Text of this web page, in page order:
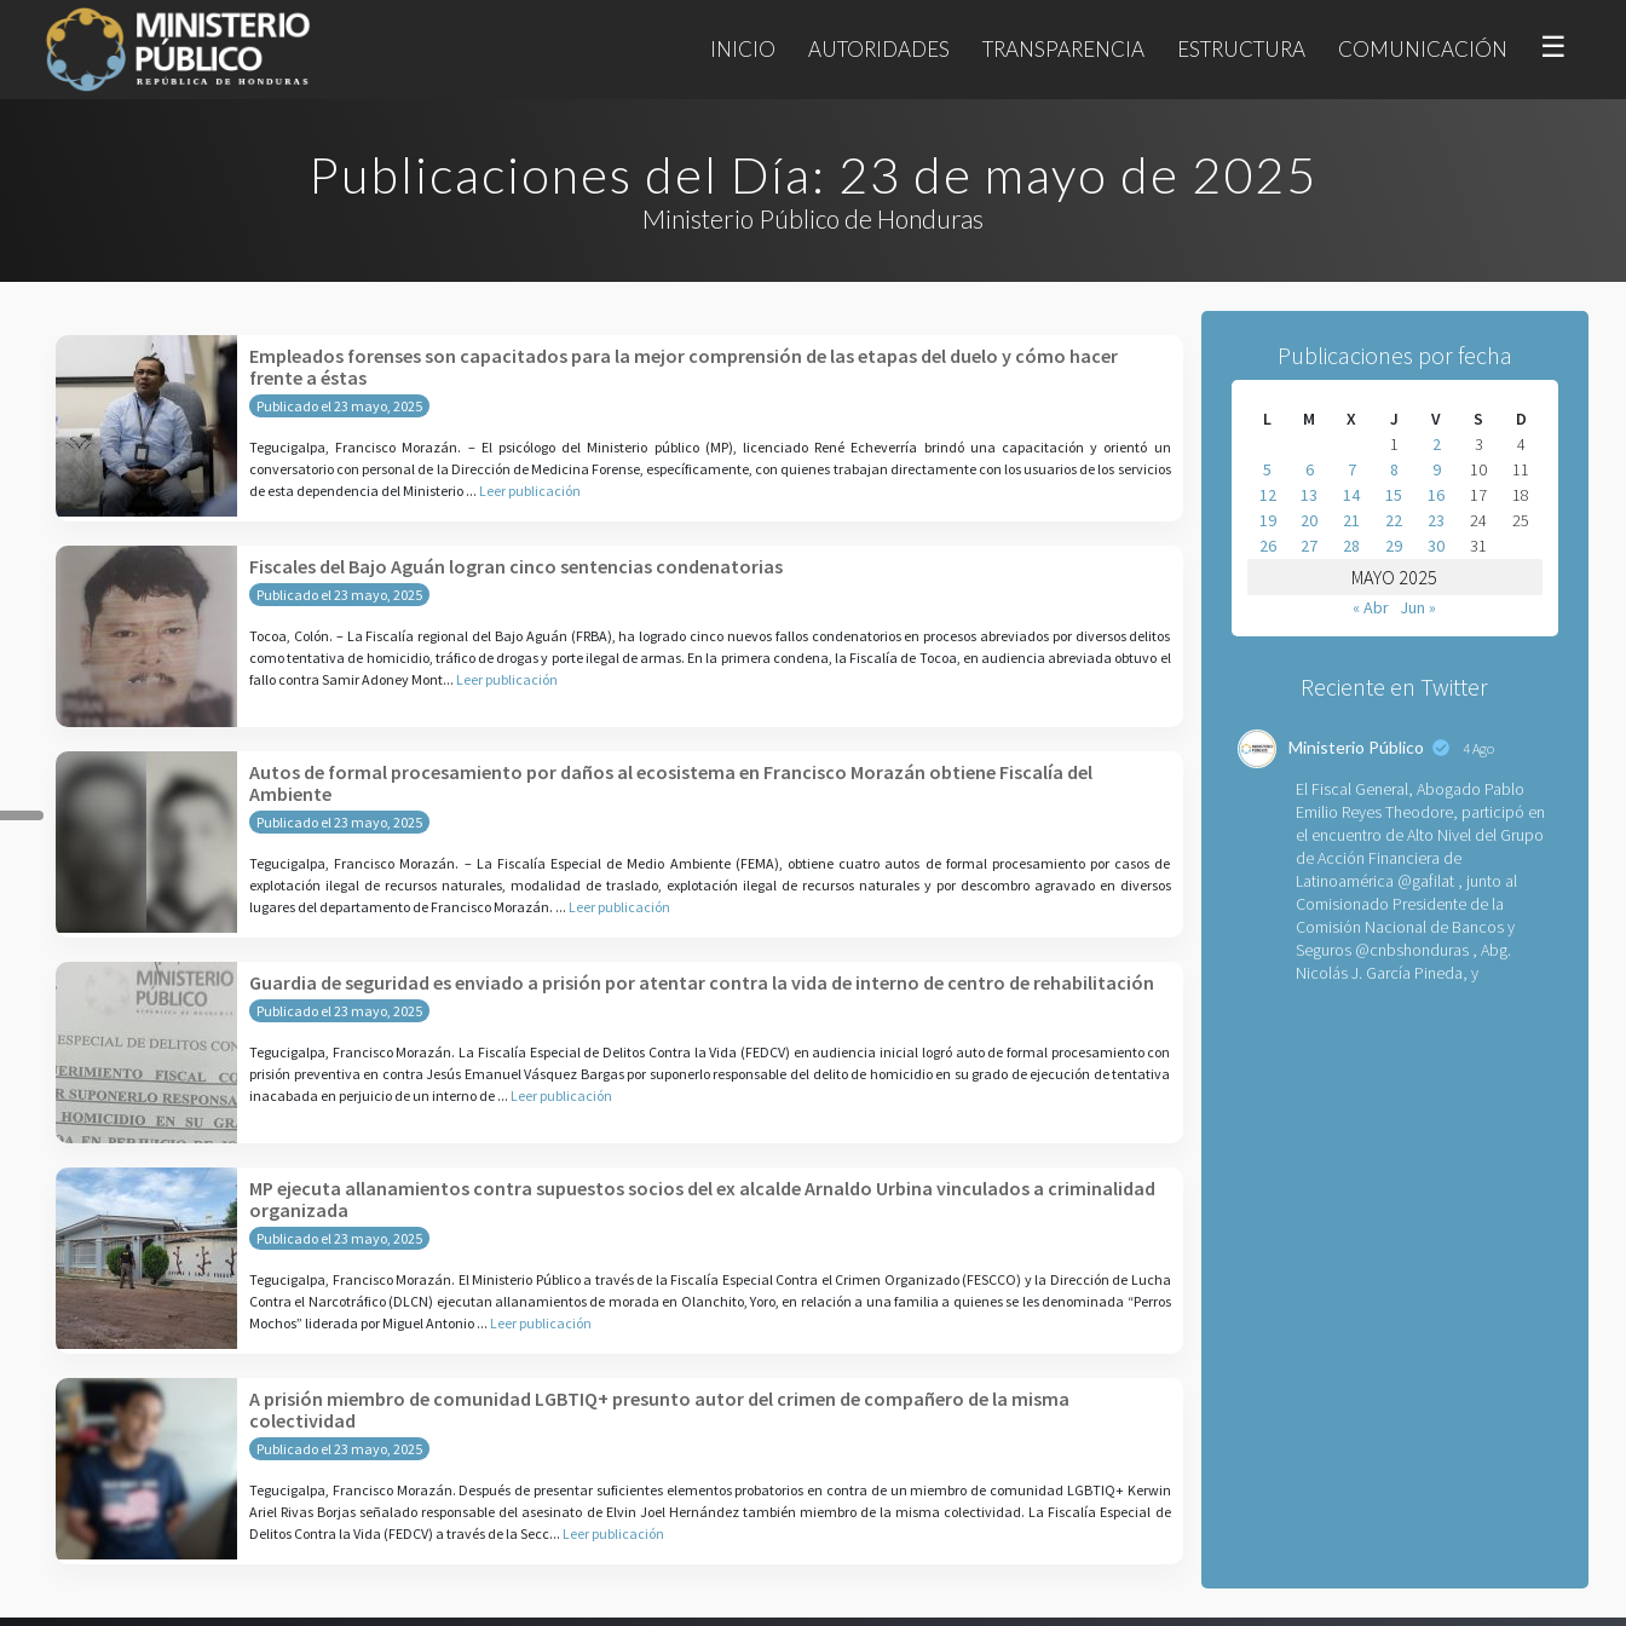
INICIO AUTORIDADES TRANSPARENCIA ESTRUCTURA COMUNICACIÓN ☰
Publicaciones del Día: 23 de mayo de 2025
Ministerio Público de Honduras
Empleados forenses son capacitados para la mejor comprensión de las etapas del duelo y cómo hacer
frente a éstas
Publicado el 23 mayo, 2025
Tegucigalpa, Francisco Morazán. – El psicólogo del Ministerio público (MP), licenciado René Echeverría brindó una capacitación y orientó un
conversatorio con personal de la Dirección de Medicina Forense, específicamente, con quienes trabajan directamente con los usuarios de los servicios
de esta dependencia del Ministerio ... Leer publicación
Fiscales del Bajo Aguán logran cinco sentencias condenatorias
Publicado el 23 mayo, 2025
Tocoa, Colón. – La Fiscalía regional del Bajo Aguán (FRBA), ha logrado cinco nuevos fallos condenatorios en procesos abreviados por diversos delitos
como tentativa de homicidio, tráfico de drogas y porte ilegal de armas. En la primera condena, la Fiscalía de Tocoa, en audiencia abreviada obtuvo el
fallo contra Samir Adoney Mont... Leer publicación
Autos de formal procesamiento por daños al ecosistema en Francisco Morazán obtiene Fiscalía del
Ambiente
Publicado el 23 mayo, 2025
Tegucigalpa, Francisco Morazán. – La Fiscalía Especial de Medio Ambiente (FEMA), obtiene cuatro autos de formal procesamiento por casos de
explotación ilegal de recursos naturales, modalidad de traslado, explotación ilegal de recursos naturales y por descombro agravado en diversos
lugares del departamento de Francisco Morazán. ... Leer publicación
Guardia de seguridad es enviado a prisión por atentar contra la vida de interno de centro de rehabilitación
Publicado el 23 mayo, 2025
Tegucigalpa, Francisco Morazán. La Fiscalía Especial de Delitos Contra la Vida (FEDCV) en audiencia inicial logró auto de formal procesamiento con
prisión preventiva en contra Jesús Emanuel Vásquez Bargas por suponerlo responsable del delito de homicidio en su grado de ejecución de tentativa
inacabada en perjuicio de un interno de ... Leer publicación
MP ejecuta allanamientos contra supuestos socios del ex alcalde Arnaldo Urbina vinculados a criminalidad
organizada
Publicado el 23 mayo, 2025
Tegucigalpa, Francisco Morazán. El Ministerio Público a través de la Fiscalía Especial Contra el Crimen Organizado (FESCCO) y la Dirección de Lucha
Contra el Narcotráfico (DLCN) ejecutan allanamientos de morada en Olanchito, Yoro, en relación a una familia a quienes se les denominada “Perros
Mochos” liderada por Miguel Antonio ... Leer publicación
A prisión miembro de comunidad LGBTIQ+ presunto autor del crimen de compañero de la misma
colectividad
Publicado el 23 mayo, 2025
Tegucigalpa, Francisco Morazán. Después de presentar suficientes elementos probatorios en contra de un miembro de comunidad LGBTIQ+ Kerwin
Ariel Rivas Borjas señalado responsable del asesinato de Elvin Joel Hernández también miembro de la misma colectividad. La Fiscalía Especial de
Delitos Contra la Vida (FEDCV) a través de la Secc... Leer publicación
Publicaciones por fecha
MAYO 2025
L M X J V S
D
1
2 3
4
5
6 7 8 9 10
11
12
13 14 15 16 17
18
19
20 21 22 23 24
25
26
27 28 29 30 31
« Abr Jun »
Reciente en Twitter
Ministerio Público 4 Ago
El Fiscal General, Abogado Pablo
Emilio Reyes Theodore, participó en
el encuentro de Alto Nivel del Grupo
de Acción Financiera de
Latinoamérica @gafilat, junto al
Comisionado Presidente de la
Comisión Nacional de Bancos y
Seguros @cnbshonduras, Abg.
Nicolás J. García Pineda, y